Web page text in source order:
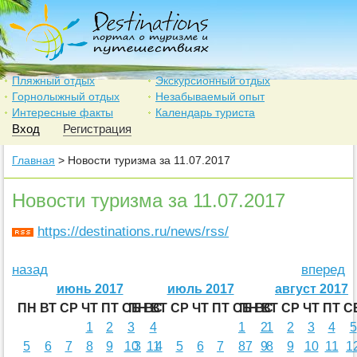
Пляжный отдых
Экскурсионный отдых
Горнолыжный отдых
Незабываемый опыт
Интересные факты
Календарь туриста
Вход Регистрация
Главная > Новости туризма за 11.07.2017
Новости туризма за 11.07.2017
https://destinations.ru/news/rss/
назад вперед
июнь 2017
ПН ВТ СР ЧТ ПТ СБ ВС
1
2 3
4
5
6 7 8 9 10
11
июль 2017
ПН ВТ СР ЧТ ПТ СБ ВС
1
2
3
4 5 6 7 8
9
август 2017
ПН ВТ СР ЧТ ПТ
1
2 3 4
5
7
8 9 10 11